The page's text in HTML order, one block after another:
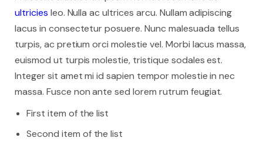
ultricies leo. Nulla ac ultrices arcu. Nullam adipiscing
lacus in consectetur posuere. Nunc malesuada tellus
turpis, ac pretium orci molestie vel. Morbi lacus massa,
euismod ut turpis molestie, tristique sodales est.
Integer sit amet mi id sapien tempor molestie in nec
massa. Fusce non ante sed lorem rutrum feugiat.
First item of the list
Second item of the list